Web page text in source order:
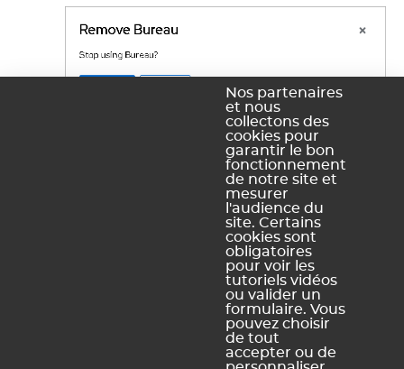
Vous pouvez également supprimer votre
compte sur l'application installée sur votre
Ce contenu vous a été utile ?
Pas vraiment
Nos partenaires
et nous
collectons des
cookies pour
garantir le bon
fonctionnement
de notre site et
mesurer
l'audience du
site. Certains
cookies sont
obligatoires
pour voir les
tutoriels vidéos
ou valider un
formulaire. Vous
pouvez choisir
de tout
accepter ou de